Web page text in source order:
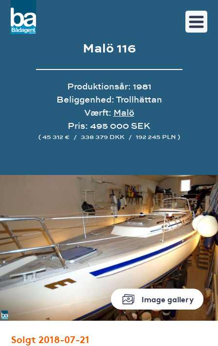
Image gallery
Malö 116
Produktionsår: 1981
Beliggenhed: Trollhättan
Værft: Malö
Pris: 495 000 SEK
( 45 312 € / 338 379 DKK / 192 245 PLN )
Solgt 2018-07-21